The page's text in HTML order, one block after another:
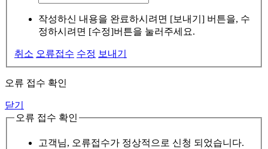
작성하신 내용을 완료하시려면 [보내기] 버튼을, 수
정하시려면 [수정]버튼을 눌러주세요.
취소 오류접수 수정 보내기
오류 접수 확인
닫기
오류 접수 확인
고객님, 오류접수가 정상적으로 신청 되었습니다.